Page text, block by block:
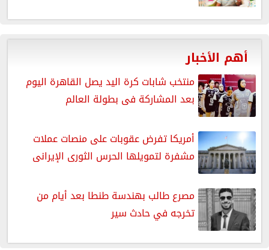
أهم الأخبار
منتخب شابات كرة اليد يصل القاهرة اليوم
بعد المشاركة فى بطولة العالم
أمريكا تفرض عقوبات على منصات عملات
مشفرة لتمويلها الحرس الثورى الإيرانى
مصرع طالب بهندسة طنطا بعد أيام من
تخرجه في حادث سير